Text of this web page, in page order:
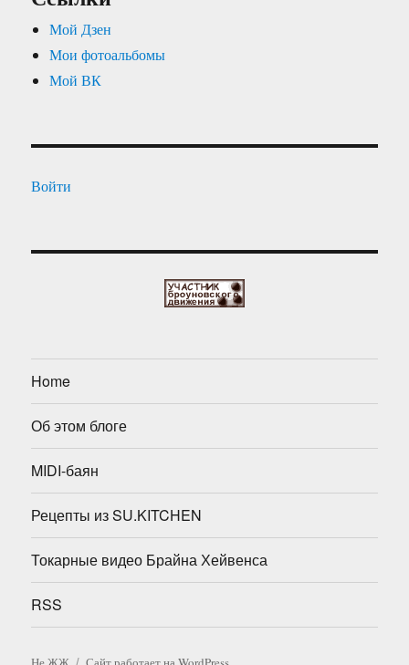
Мой Дзен
Мои фотоальбомы
Мой ВК
Войти
Home
Об этом блоге
MIDI-баян
Рецепты из SU.KITCHEN
Токарные видео Брайна Хейвенса
RSS